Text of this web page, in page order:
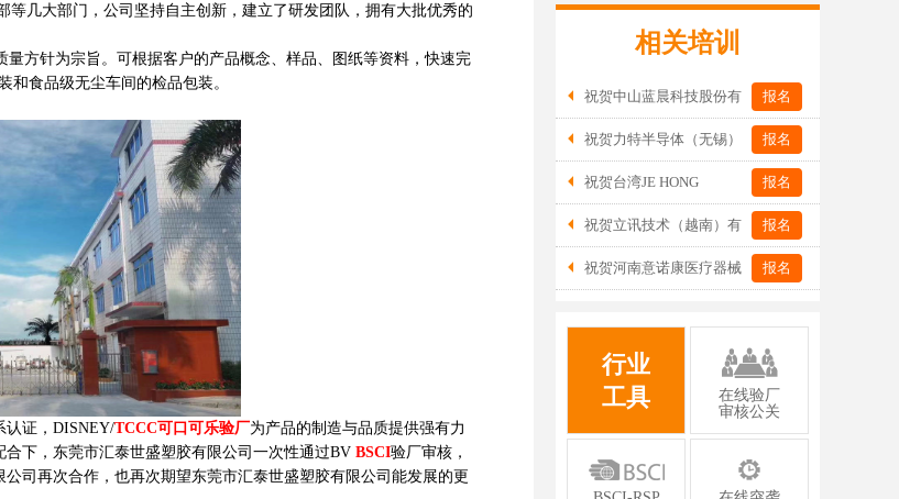
相关培训
报名
祝贺中山蓝晨科技股份有
限公司2026年一次性成功通过BSCI验
报名
祝贺力特半导体（无锡）
有限公司2026年一次性成功通过RBA-
报名
祝贺台湾JE HONG
INTERNATIONAL TEXTILE CO., LTD
2026年一次性成功通过GRS认证
报名
祝贺立讯技术（越南）有
限公司2026年一次性成功通过RBA-VAP
报名
祝贺河南意诺康医疗器械
证
行业
工具
在线验厂
审核公关
大部门，公司坚持自主创新，建立了研发团队，拥有大批优秀的
针为宗旨。可根据客户的产品概念、样品、图纸等资料，快速完
和食品级无尘车间的检品包装。
认证，DISNEY/TCCC可口可乐验厂为产品的制造与品质提供强有力
下，东莞市汇泰世盛塑胶有限公司一次性通过BV BSCI验厂审核，
司再次合作，也再次期望东莞市汇泰世盛塑胶有限公司能发展的更